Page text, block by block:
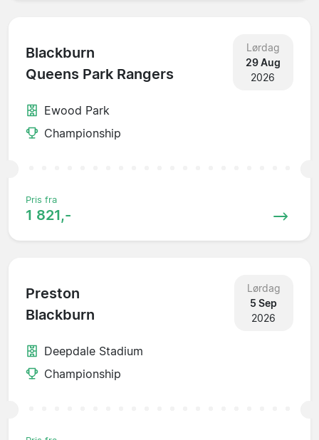
Blackburn
Queens Park Rangers
Lørdag
29 Aug
2026
Ewood Park
Championship
Pris fra
1 821,-
Preston
Blackburn
Lørdag
5 Sep
2026
Deepdale Stadium
Championship